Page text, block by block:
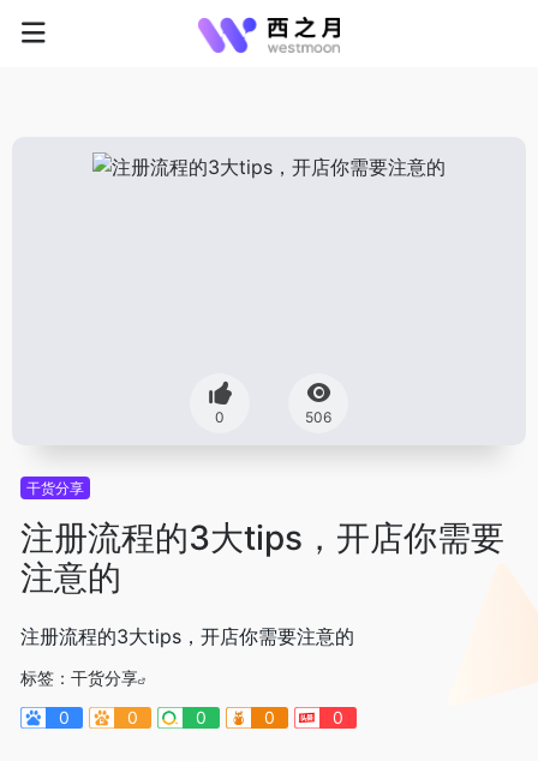
0 506
干货分享
注册流程的3大tips，开店你需要
注意的
注册流程的3大tips，开店你需要注意的
标签： 干货分享
0
0 0 0 0